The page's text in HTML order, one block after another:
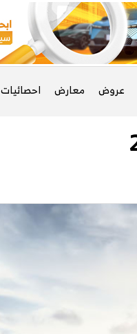
عروض معارض احصائيات